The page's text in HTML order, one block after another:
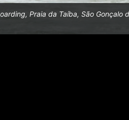
Praia da Taíba, São Gonçalo